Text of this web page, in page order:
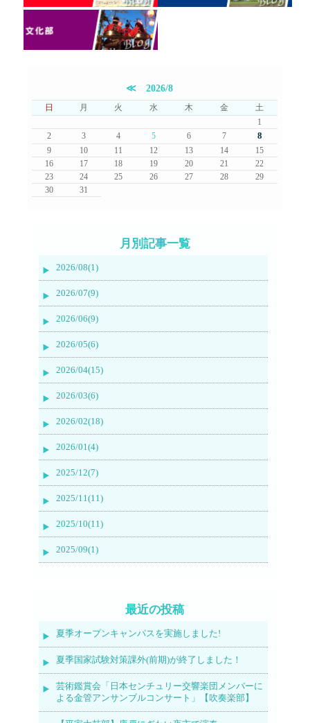
≪ 2026/8
日 月 火 水 木 金
土
1
2
3 4 5 6 7 8
9 10 11 12 13 14
15
16
17 18 19 20 21
22
23
24 25 26 27 28
29
30
31
月別記事一覧
2026/08(1)
2026/07(9)
2026/06(9)
2026/05(6)
2026/04(15)
2026/03(6)
2026/02(18)
2026/01(4)
2025/12(7)
2025/11(11)
2025/10(11)
2025/09(1)
最近の投稿
夏季オープンキャンパスを実施しました!
夏季国家試験対策課外(前期)が終了しました！
芸術鑑賞会「日本センチュリー交響楽団メンバーに
よる金管アンサンブルコンサート」【吹奏楽部】